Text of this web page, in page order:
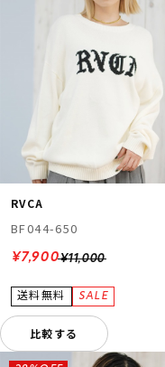
RVCA
BF044-650
¥11,000
¥7,900
比較する